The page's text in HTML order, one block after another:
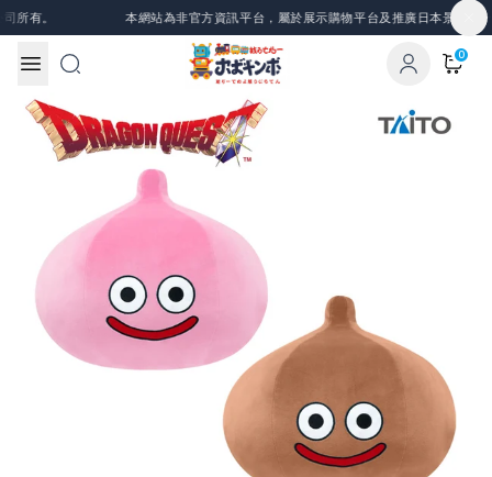
Skip to content
所有。 本網站為非官方資訊平台，屬於展示購物平台及推廣日本景品、
0